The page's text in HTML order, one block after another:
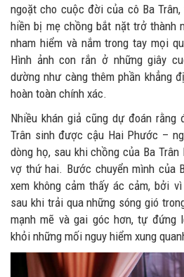
ngoặt cho cuộc đời của cô Ba
hiền bị mẹ chồng bắt nặt trở thành
nham hiểm và nắm trong tay mọi
Hình ảnh con rắn ở những giây
dường như càng thêm phần khẳng
hoàn toàn chính xác.
Nhiều khán giả cũng dự đoán
Trân sinh được cậu Hai Phước –
dòng họ, sau khi chồng của Ba
vợ thứ hai. Bước chuyển mình của
xem không cảm thấy ác cảm, bởi
sau khi trải qua những sóng gió
mạnh mẽ và gai góc hơn, tự đứng
khỏi những mối nguy hiểm xung